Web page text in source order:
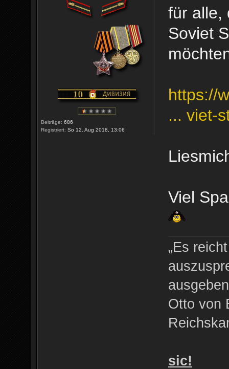
Beiträge: 686
Registriert: So 12. Aug 2018, 13:06
für alle,
Soviet
https://
... viet-
Viel
„Es
Otto von
sic!